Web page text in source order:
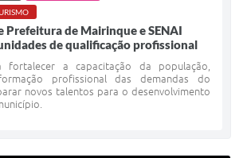
Prefeitura de Mairinque e SENAI
de qualificação profissional
fortalecer a capacitação da população,
profissional das demandas do
novos talentos para o desenvolvimento